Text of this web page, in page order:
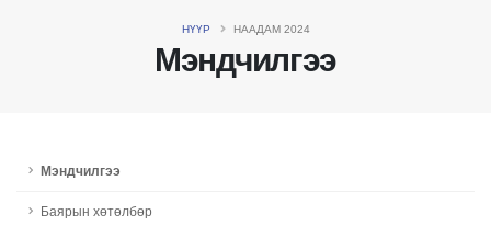
Мэндчилгээ
НҮҮР НААДАМ 2024
Мэндчилгээ
Баярын хөтөлбөр